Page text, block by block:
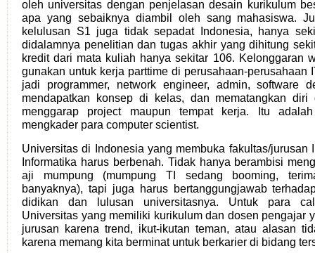
oleh universitas dengan penjelasan desain kurikulum
apa yang sebaiknya diambil oleh sang mahasiswa.
kelulusan S1 juga tidak sepadat Indonesia, hanya
didalamnya penelitian dan tugas akhir yang dihitung
kredit dari mata kuliah hanya sekitar 106. Kelonggaran
gunakan untuk kerja parttime di perusahaan-perusahaan
jadi programmer, network engineer, admin, software
mendapatkan konsep di kelas, dan mematangkan
menggarap project maupun tempat kerja. Itu
mengkader para computer scientist.
Universitas di Indonesia yang membuka fakultas/jurusan
Informatika harus berbenah. Tidak hanya berambisi
aji mumpung (mumpung TI sedang booming,
banyaknya), tapi juga harus bertanggungjawab
didikan dan lulusan universitasnya. Untuk para
Universitas yang memiliki kurikulum dan dosen pengajar
jurusan karena trend, ikut-ikutan teman, atau alasan
karena memang kita berminat untuk berkarier di bidang